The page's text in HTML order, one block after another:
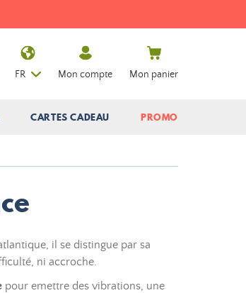
CARTES CADEAU PROMO
FR Mon compte Mon panier
il se distingue par sa
ni accroche.
pour emettre des vibrations, une